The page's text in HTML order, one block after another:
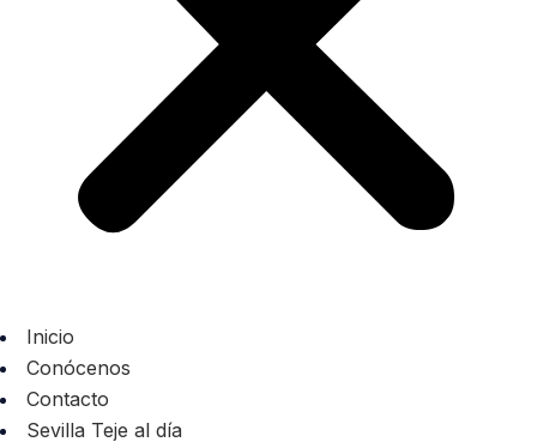
Inicio
Conócenos
Contacto
Sevilla Teje al día